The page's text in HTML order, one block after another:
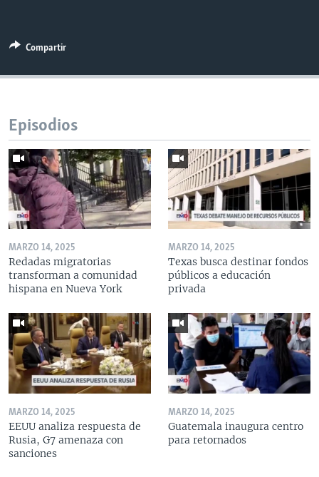
Compartir
Episodios
MARZO 14, 2025
Redadas migratorias
transforman a comunidad
hispana en Nueva York
MARZO 14, 2025
Texas busca destinar fondos
públicos a educación
privada
MARZO 14, 2025
EEUU analiza respuesta de
Rusia, G7 amenaza con
sanciones
MARZO 14, 2025
Guatemala inaugura centro
para retornados